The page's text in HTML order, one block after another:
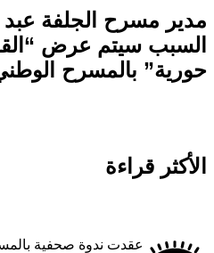
مسرح الجلفة عبد
سيتم عرض “القصة
بالمسرح الوطني
قراءة
عقدت ندوة صحفية بالمسرح